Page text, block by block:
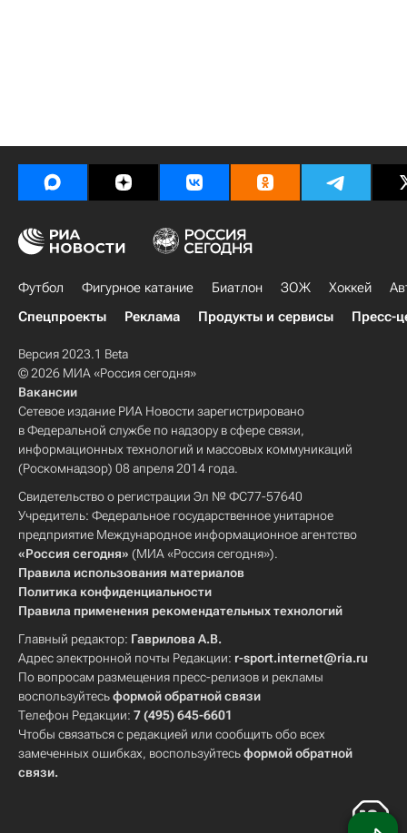
Футбол Фигурное катание Биатлон ЗОЖ Хоккей
Спецпроекты
Реклама Продукты и сервисы Пресс-
Версия 2023.1 Beta
© 2026 МИА «Россия сегодня»
Вакансии
Сетевое издание РИА Новости зарегистрировано
в Федеральной службе по надзору в сфере связи,
информационных технологий и массовых коммуникаций
(Роскомнадзор) 08 апреля 2014 года.
Свидетельство о регистрации Эл № ФС77-57640
Учредитель: Федеральное государственное унитарное
предприятие Международное информационное агентство
«Россия сегодня» (МИА «Россия сегодня»).
Правила использования материалов
Политика конфиденциальности
Правила применения рекомендательных технологий
Главный редактор: Гаврилова А.В.
Адрес электронной почты Редакции: r-sport.internet@ria.ru
По вопросам размещения пресс-релизов и рекламы
воспользуйтесьформой обратной связи
Телефон Редакции: 7 (495) 645-6601
Чтобы связаться с редакцией или сообщить обо всех
замеченных ошибках, воспользуйтесьформой обратной
связи.